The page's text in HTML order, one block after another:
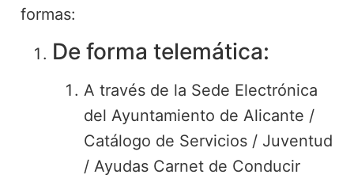
formas:
De forma telemática:
A través de la Sede Electrónica
del Ayuntamiento de Alicante /
Catálogo de Servicios / Juventud
/ Ayudas Carnet de Conducir